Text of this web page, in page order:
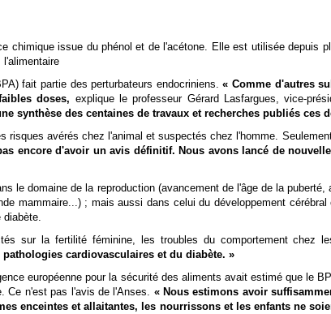
chimique issue du phénol et de l'acétone. Elle est utilisée depuis
fait partie des perturbateurs endocriniens. « Comme d'autres
doses, explique le professeur Gérard Lasfargues, vice-
synthèse des centaines de travaux et recherches publiés ces
risques avérés chez l'animal et suspectés chez l'homme.
encore d'avoir un avis définitif. Nous avons lancé de
le domaine de la reproduction (avancement de l'âge de la puberté,
mammaire...) ; mais aussi dans celui du développement
diabète.
sur la fertilité féminine, les troubles du comportement chez
cardiovasculaires et du diabète. »
européenne pour la sécurité des aliments avait estimé que le
Ce n'est pas l'avis de l'Anses. « Nous estimons avoir
enceintes et allaitantes, les nourrissons et les enfants ne